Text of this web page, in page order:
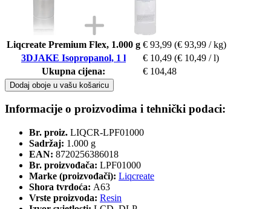
Liqcreate Premium Flex, 1.000 g € 93,99 (€ 93,99 / kg)
3DJAKE Isopropanol, 1 l
€ 10,49 (€ 10,49 / l)
Ukupna cijena:
€ 104,48
Dodaj oboje u vašu košaricu
Informacije o proizvodima i tehnički podaci:
Br. proiz. LIQCR-LPF01000
Sadržaj: 1.000 g
EAN: 8720256386018
Br. proizvođača: LPF01000
Marke (proizvođači): Liqcreate
Shora tvrdoća: A63
Vrste proizvoda: Resin